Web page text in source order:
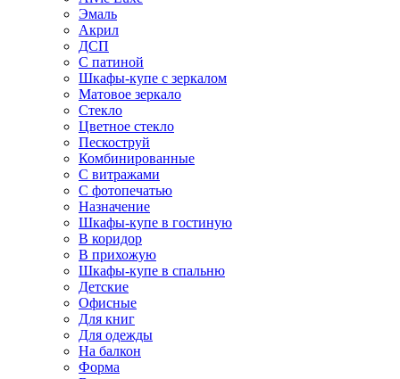
Эмаль
Акрил
ДСП
С патиной
Шкафы-купе с зеркалом
Матовое зеркало
Стекло
Цветное стекло
Пескоструй
Комбинированные
С витражами
С фотопечатью
Назначение
Шкафы-купе в гостиную
В коридор
В прихожую
Шкафы-купе в спальню
Детские
Офисные
Для книг
Для одежды
На балкон
Форма